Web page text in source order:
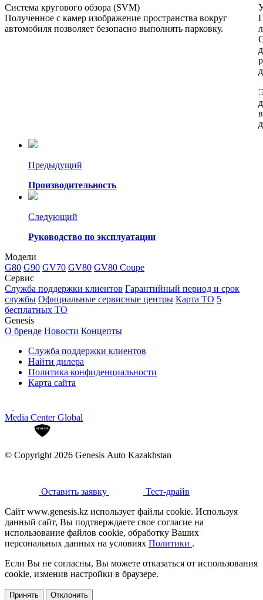
Система кругового обзора (SVM)
Полученное с камер изображение пространства вокруг
автомобиля позволяет безопасно выполнять парковку.
Предыдущий
Производительность
Следующий
Руководство по эксплуатации
Модели
G80 G90 GV70 GV80 GV80 Coupe
Сервис
Служба поддержки клиентов Гарантийный период и срок
службы Официальные сервисные центры Карта ТО 5
бесплатных ТО
Genesis
О бренде Новости Концепты
Служба поддержки клиентов
Найти дилера
Политика конфиденциальности
Карта сайта
Media Center Global
© Copyright 2026 Genesis Auto Kazakhstan
Оставить заявку
Тест-драйв
Сайт www.genesis.kz использует файлы cookie. Используя
данный сайт, Вы подтверждаете свое согласие на
использование файлов cookie, обработку Ваших
персональных данных на условиях Политики .
Если Вы не согласны, Вы можете отказаться от использования
cookie, изменив настройки в браузере.
Принять Отклонить